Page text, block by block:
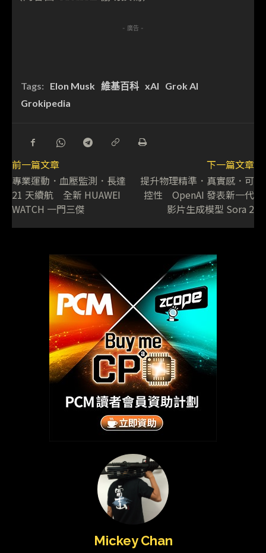
- 廣告 -
Tags: Elon Musk 維基百科 xAI
Grok AI
Grokipedia
前一篇文章
專業運動．血壓監測．長達
21 天續航 全新 HUAWEI
WATCH 一門三傑
下一篇文章
提升物理精準．真實感．可
控性 OpenAI 發表新一代
影片生成模型 Sora 2
Mickey Chan